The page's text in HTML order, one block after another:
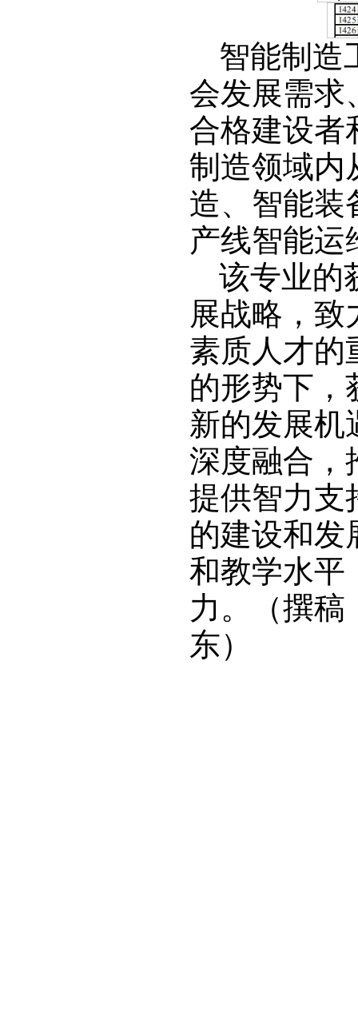
智能制造
会发展需求
合格建设者
制造领域内
造、智能装
产线智能运
该专业的
展战略，致
素质人才的
的形势下，
新的发展机
深度融合，
提供智力支
的建设和发
和教学水平
力。（撰
东）